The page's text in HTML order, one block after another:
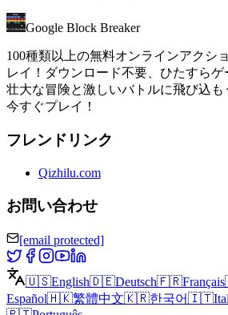
Google Block Breaker
100種類以上の無料オンラインアクシ
レイ！ダウンロード不要、ひたすらゲ
壮大な冒険と激しいバトルに飛び込も
今すぐプレイ！
フレンドリンク
Qizhilu.com
お問い合わせ
[email protected]
🇺🇸English🇩🇪Deutsch🇫🇷Français
Español🇭🇰繁體中文🇰🇷한국어🇮🇹